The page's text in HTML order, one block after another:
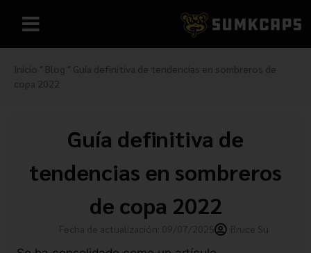
Inicio " Blog " Guía definitiva de tendencias en sombreros de
copa 2022
Guía definitiva de
tendencias en sombreros
de copa 2022